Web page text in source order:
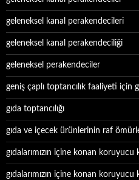
geleneksel kanal perakendecileri
geleneksel kanal perakendeciliği
geleneksel perakendeciler
geniş çaplı toptancılık faaliyeti için
gıda toptancılığı
gıda ve içecek ürünlerinin raf
gıdalarımızın içine konan koruyucu
gıdalarımızın içine konan koruyucu